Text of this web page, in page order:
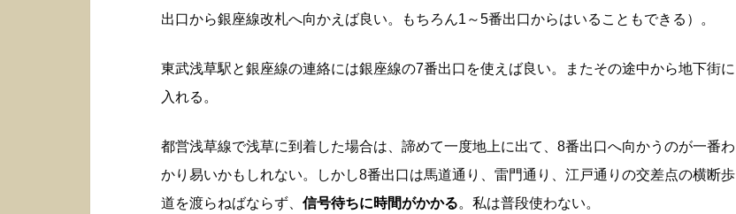
出口から銀座線改札へ向かえば良い。もちろん1～5番出口からはいることもできる）。
東武浅草駅と銀座線の連絡には銀座線の7番出口を使えば良い。またその途中から地下街に
入れる。
都営浅草線で浅草に到着した場合は、諦めて一度地上に出て、8番出口へ向かうのが一番わ
かり易いかもしれない。しかし8番出口は馬道通り、雷門通り、江戸通りの交差点の横断歩
道を渡らねばならず、 信号待ちに時間がかかる。私は普段使わない。